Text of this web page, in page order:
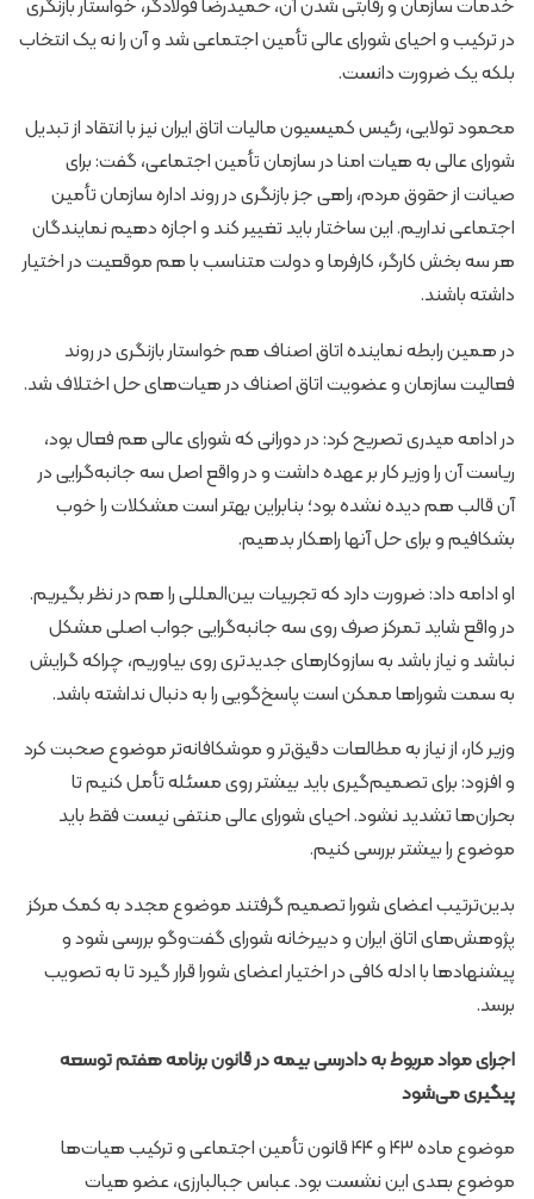
خدمات سازمان و رقابتی شدن آن، حمیدرضا فولادگر، خواستار بازنگری
در ترکیب و احیای شورای عالی تأمین اجتماعی شد و آن را نه یک انتخاب
بلکه یک ضرورت دانست.
محمود تولایی، رئیس کمیسیون مالیات اتاق ایران نیز با انتقاد از تبدیل
شورای عالی به هیات امنا در سازمان تأمین اجتماعی، گفت: برای
صیانت از حقوق مردم، راهی جز بازنگری در روند اداره سازمان تأمین
اجتماعی نداریم. این ساختار باید تغییر کند و اجازه دهیم نمایندگان
هر سه بخش کارگر، کارفرما و دولت متناسب با هم موقعیت در اختیار
داشته باشند.
در همین رابطه نماینده اتاق اصناف هم خواستار بازنگری در روند
فعالیت سازمان و عضویت اتاق اصناف در هیات‌های حل اختلاف شد.
در ادامه میدری تصریح کرد: در دورانی که شورای عالی هم فعال بود،
ریاست آن را وزیر کار بر عهده داشت و در واقع اصل سه جانبه‌گرایی در
آن قالب هم دیده نشده بود؛ بنابراین بهتر است مشکلات را خوب
بشکافیم و برای حل آنها راهکار بدهیم.
او ادامه داد: ضرورت دارد که تجربیات بین‌المللی را هم در نظر بگیریم.
در واقع شاید تمرکز صرف روی سه جانبه‌گرایی جواب اصلی مشکل
نباشد و نیاز باشد به سازوکارهای جدیدتری روی بیاوریم، چراکه گرایش
به سمت شوراها ممکن است پاسخ‌گویی را به دنبال نداشته باشد.
وزیر کار، از نیاز به مطالعات دقیق‌تر و موشکافانه‌تر موضوع صحبت کرد
و افزود: برای تصمیم‌گیری باید بیشتر روی مسئله تأمل کنیم تا
بحران‌ها تشدید نشود. احیای شورای عالی منتفی نیست فقط باید
موضوع را بیشتر بررسی کنیم.
بدین‌ترتیب اعضای شورا تصمیم گرفتند موضوع مجدد به کمک مرکز
پژوهش‌های اتاق ایران و دبیرخانه شورای گفت‌وگو بررسی شود و
پیشنهادها با ادله کافی در اختیار اعضای شورا قرار گیرد تا به تصویب
برسد.
اجرای مواد مربوط به دادرسی بیمه در قانون برنامه هفتم توسعه
پیگیری می‌شود
موضوع ماده ۴۳ و ۴۴ قانون تأمین اجتماعی و ترکیب هیات‌ها
موضوع بعدی این نشست بود. عباس جبالبارزی، عضو هیات